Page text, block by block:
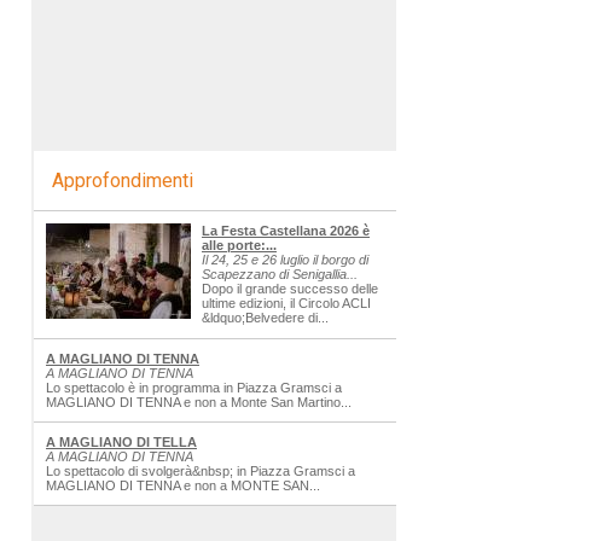
Approfondimenti
La Festa Castellana 2026 è
alle porte:...
Il 24, 25 e 26 luglio il borgo di
Scapezzano di Senigallia...
Dopo il grande successo delle
ultime edizioni, il Circolo ACLI
&ldquo;Belvedere di...
A MAGLIANO DI TENNA
A MAGLIANO DI TENNA
Lo spettacolo è in programma in Piazza Gramsci a
MAGLIANO DI TENNA e non a Monte San Martino...
A MAGLIANO DI TELLA
A MAGLIANO DI TENNA
Lo spettacolo di svolgerà&nbsp; in Piazza Gramsci a
MAGLIANO DI TENNA e non a MONTE SAN...